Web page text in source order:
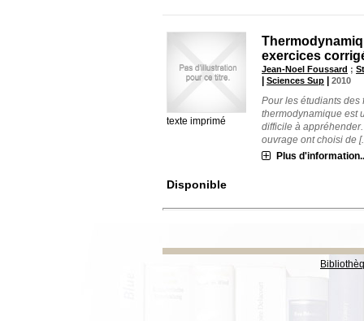
texte imprimé
exercices
Jean-Noel Foussard ;
|Sciences Sup |2010
Pour les étudiants des
thermodynamique est
difficile à
ouvrage ont choisi de
Plus
Disponible